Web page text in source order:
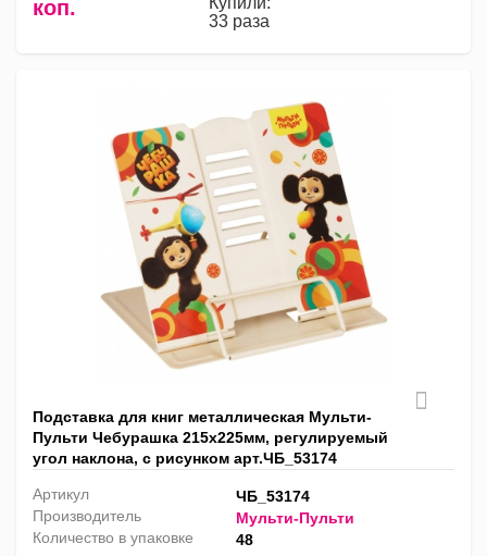
коп.
33 раза
Подставка для книг металлическая Мульти-
Пульти Чебурашка 215х225мм, регулируемый
угол наклона, с рисунком арт.ЧБ_53174
Артикул
ЧБ_53174
Производитель
Мульти-Пульти
Количество в упаковке
48